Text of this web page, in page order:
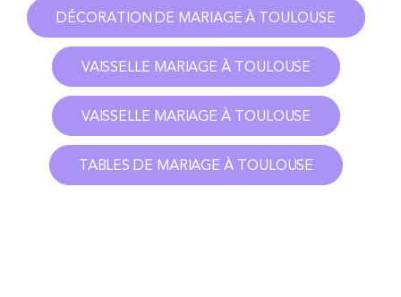
DÉCORATION DE MARIAGE À TOULOUSE
VAISSELLE MARIAGE À TOULOUSE
VAISSELLE MARIAGE À TOULOUSE
TABLES DE MARIAGE À TOULOUSE